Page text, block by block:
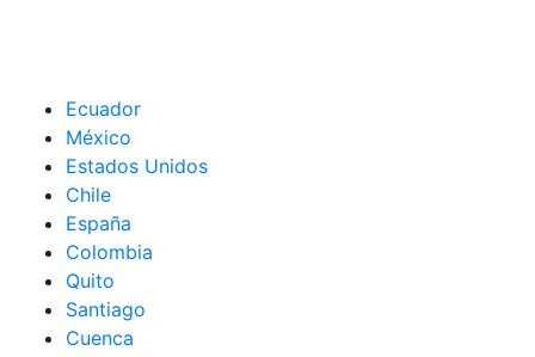
Ecuador
México
Estados Unidos
Chile
España
Colombia
Quito
Santiago
Cuenca